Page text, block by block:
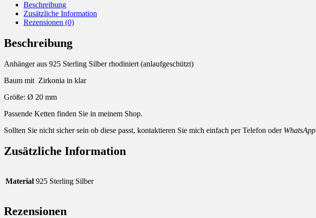
Beschreibung
Zusätzliche Information
Rezensionen (0)
Beschreibung
Anhänger aus 925 Sterling Silber rhodiniert (anlaufgeschützt)
Baum mit Zirkonia in klar
Größe: Ø 20 mm
Passende Ketten finden Sie in meinem Shop.
Sollten Sie nicht sicher sein ob diese passt, kontaktieren Sie mich einfach per Telefon oder WhatsApp
Zusätzliche Information
Material 925 Sterling Silber
Rezensionen